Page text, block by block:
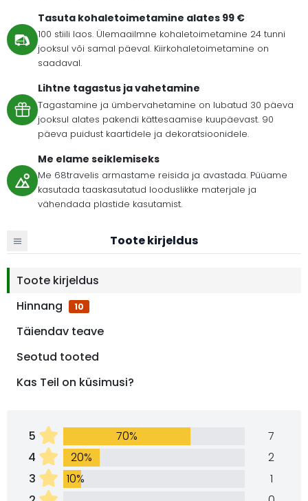
Tasuta kohaletoimetamine alates 99 €
100 stiili laos. Ülemaailmne kohaletoimetamine 24 tunni
jooksul või samal päeval. Kiirkohaletoimetamine on
saadaval.
Lihtne tagastus ja vahetamine
Tagastamine ja ümbervahetamine on lubatud 30 päeva
jooksul alates pakendi kättesaamise kuupäevast. 90
päeva puidust kaartidele ja dekoratsioonidele.
Me elame seiklemiseks
Me 68travelis armastame reisida ja avastada. Püüame
kasutada taaskasutatud looduslikke materjale ja
vähendada plastide kasutamist.
Toote kirjeldus
Toote kirjeldus
Hinnang
10
Täiendav teave
Seotud tooted
Kas Teil on küsimusi?
5 70%
7
4
20%
2
3
10%
1